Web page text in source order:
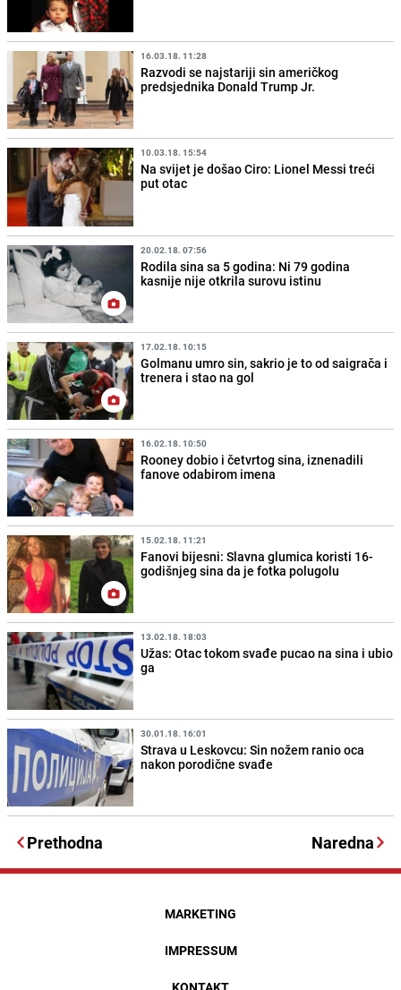
16.03.18. 11:28
Razvodi se najstariji sin američkog
predsjednika Donald Trump Jr.
10.03.18. 15:54
Na svijet je došao Ciro: Lionel Messi treći
put otac
20.02.18. 07:56
Rodila sina sa 5 godina: Ni 79 godina
kasnije nije otkrila surovu istinu
17.02.18. 10:15
Golmanu umro sin, sakrio je to od saigrača i
trenera i stao na gol
16.02.18. 10:50
Rooney dobio i četvrtog sina, iznenadili
fanove odabirom imena
15.02.18. 11:21
Fanovi bijesni: Slavna glumica koristi 16-
godišnjeg sina da je fotka polugolu
13.02.18. 18:03
Užas: Otac tokom svađe pucao na sina i ubio
ga
30.01.18. 16:01
Strava u Leskovcu: Sin nožem ranio oca
nakon porodične svađe
Prethodna Naredna
MARKETING
IMPRESSUM